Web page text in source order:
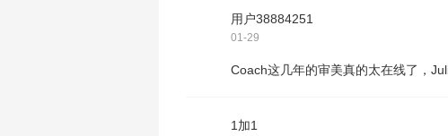
用户38884251
01-29
Coach这几年的审美真的太在线了，
1加1